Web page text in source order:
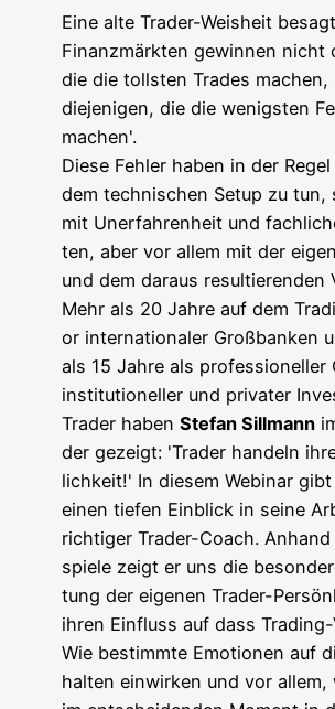
Eine alte Trader-Weis­heit
Finanz­märk­ten gewin­nen nicht
die die tolls­ten Trades machen,
die­je­ni­gen, die die wenigs­ten
machen'.
Die­se Feh­ler haben in der
dem tech­ni­schen Set­up zu tun,
mit Uner­fah­ren­heit und
ten, aber vor allem mit der
und dem dar­aus resul­tie­ren­den
Mehr als 20 Jah­re auf dem
or inter­na­tio­na­ler Groß­ban­ken
als 15 Jah­re als pro­fes­sio­nel­ler
insti­tu­tio­nel­ler und pri­va­ter
Trader haben Ste­fan Sill­mann
der gezeigt: 'Trader han­deln
lich­keit!' In die­sem Web­i­nar
einen tie­fen Ein­blick in sei­ne
rich­ti­ger Trader-Coach.
spie­le zeigt er uns die
tung der eige­nen Trader-
ihren Ein­fluss auf dass
Wie bestimm­te Emo­tio­nen auf
hal­ten ein­wir­ken und vor allem,